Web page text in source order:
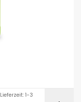
Lieferzeit: 1-3